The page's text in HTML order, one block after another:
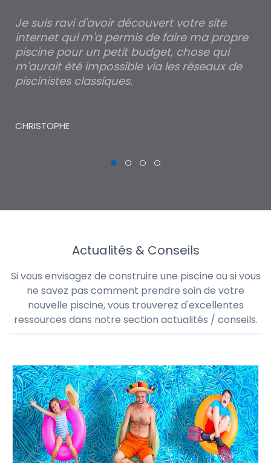
Je suis ravi d'avoir découvert votre site
internet qui m'a permis de faire ma propre
piscine pour un petit budget, chose qui
m'aurait été impossible via les réseaux de
piscinistes classiques.
CHRISTOPHE
Actualités & Conseils
Si vous envisagez de construire une piscine ou si vous
ne savez pas comment prendre soin de votre
nouvelle piscine, vous trouverez d'excellentes
ressources dans notre section actualités / conseils.